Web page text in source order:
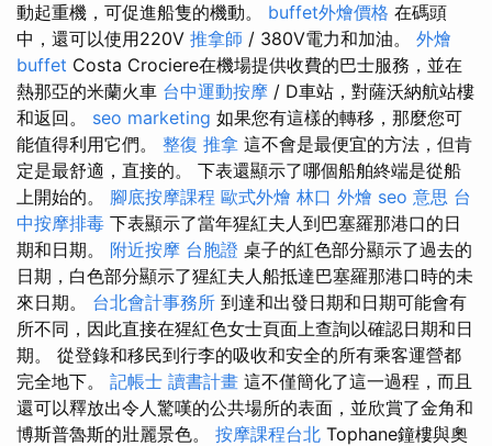
動起重機，可促進船隻的機動。 buffet外燴價格 在碼頭
中，還可以使用220V 推拿師 / 380V電力和加油。 外燴
buffet Costa Crociere在機場提供收費的巴士服務，並在
熱那亞的米蘭火車 台中運動按摩 / D車站，對薩沃納航站樓
和返回。 seo marketing 如果您有這樣的轉移，那麼您可
能值得利用它們。 整復 推拿 這不會是最便宜的方法，但肯
定是最舒適，直接的。 下表還顯示了哪個船舶終端是從船
上開始的。 腳底按摩課程 歐式外燴 林口 外燴 seo 意思 台
中按摩排毒 下表顯示了當年猩紅夫人到巴塞羅那港口的日
期和日期。 附近按摩 台胞證 桌子的紅色部分顯示了過去的
日期，白色部分顯示了猩紅夫人船抵達巴塞羅那港口時的未
來日期。 台北會計事務所 到達和出發日期和日期可能會有
所不同，因此直接在猩紅色女士頁面上查詢以確認日期和日
期。 從登錄和移民到行李的吸收和安全的所有乘客運營都
完全地下。 記帳士 讀書計畫 這不僅簡化了這一過程，而且
還可以釋放出令人驚嘆的公共場所的表面，並欣賞了金角和
博斯普魯斯的壯麗景色。 按摩課程台北 Tophane鐘樓與奧